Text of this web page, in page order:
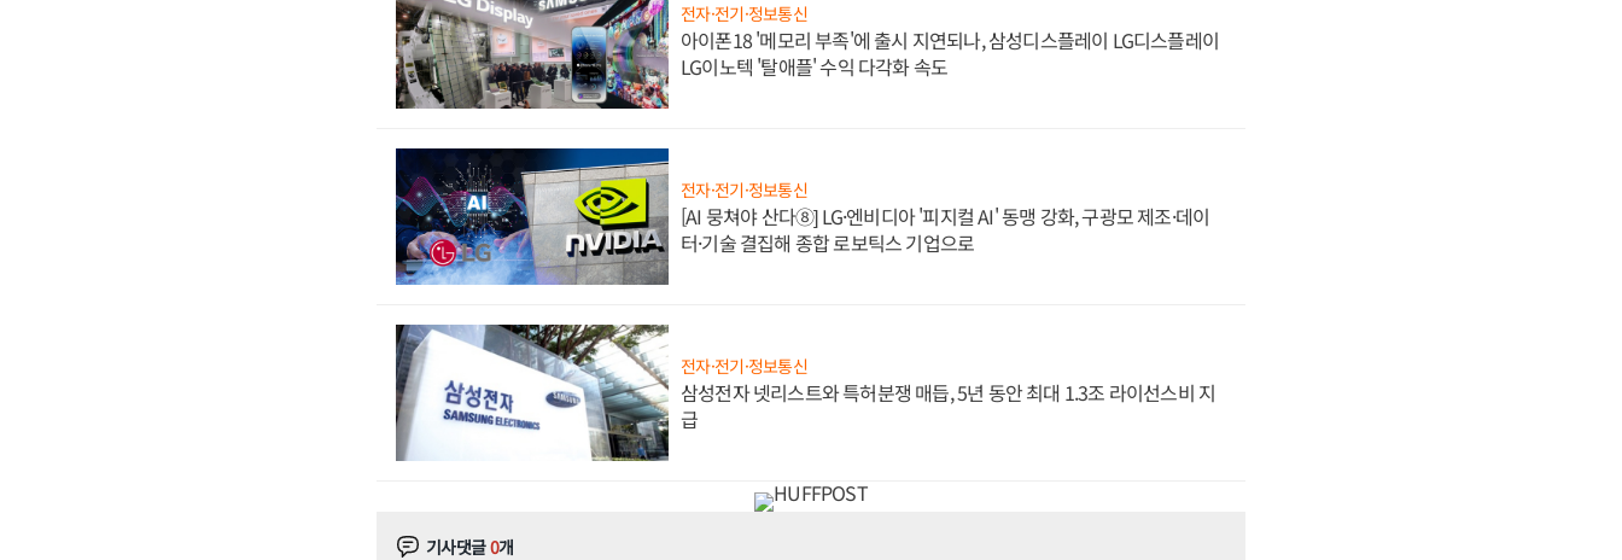
전자·전기·정보통신
아이폰18 '메모리 부족'에 출시 지연되나, 삼성디스플레이 LG디스플레이
LG이노텍 '탈애플' 수익 다각화 속도
전자·전기·정보통신
[AI 뭉쳐야 산다⑧] LG·엔비디아 '피지컬 AI' 동맹 강화, 구광모 제조·데이
터·기술 결집해 종합 로보틱스 기업으로
전자·전기·정보통신
삼성전자 넷리스트와 특허분쟁 매듭, 5년 동안 최대 1.3조 라이선스비 지
급
기사댓글0개